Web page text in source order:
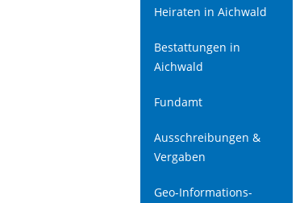
Heiraten in Aichwald
Bestattungen in
Aichwald
Fundamt
Ausschreibungen &
Vergaben
Geo-Informations-